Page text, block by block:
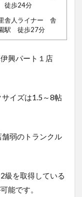
徒歩24分
舎人ライナー 舎
駅 徒歩27分
興パート１店
イズは1.5～8帖
弱のトランクル
級を取得している
能です。